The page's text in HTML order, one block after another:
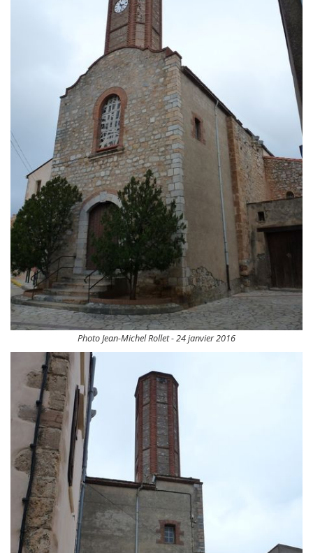
Photo Jean-Michel Rollet - 24 janvier 2016